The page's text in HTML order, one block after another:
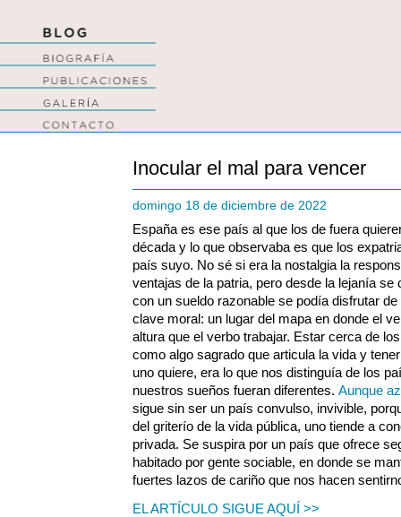
Inocular el mal para vencer
domingo 18 de diciembre de 2022
España es ese país al que los de fuera
década y lo que observaba es que los
país suyo. No sé si era la nostalgia la
ventajas de la patria, pero desde la lejanía
con un sueldo razonable se podía disfrutar
clave moral: un lugar del mapa en donde el
altura que el verbo trabajar. Estar cerca de
como algo sagrado que articula la vida y
uno quiere, era lo que nos distinguía de los
nuestros sueños fueran diferentes. Aunque
sigue sin ser un país convulso, invivible,
del griterío de la vida pública, uno tiende a
privada. Se suspira por un país que ofrece
habitado por gente sociable, en donde se
fuertes lazos de cariño que nos hacen
EL ARTÍCULO SIGUE AQUÍ >>